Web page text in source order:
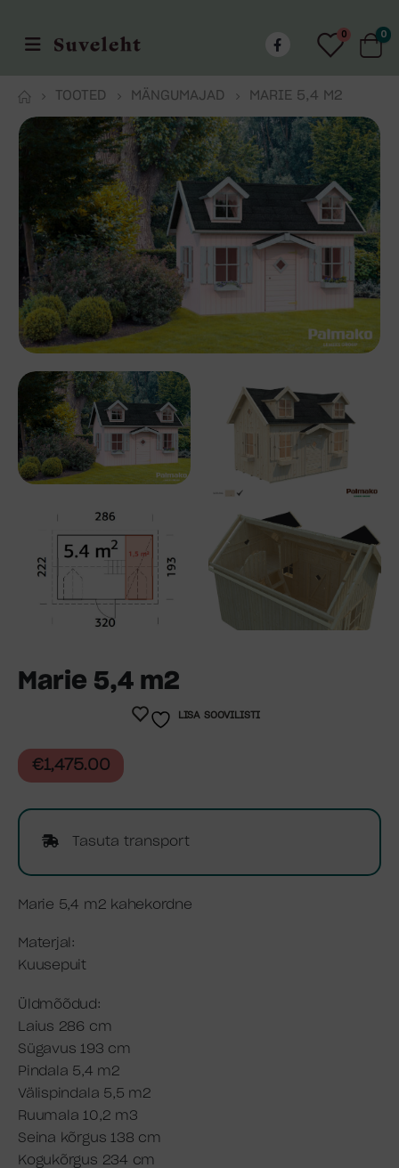
0 0
TOOTED MÄNGUMAJAD MARIE 5,4 M2
Marie 5,4 m2
€1,475.00
Tasuta transport
Marie 5,4 m2 kahekordne
Materjal:
Kuusepuit
Üldmõõdud:
Laius 286 cm
Sügavus 193 cm
Pindala 5,4 m2
Välispindala 5,5 m2
Ruumala 10,2 m3
Seina kõrgus 138 cm
Kogukõrgus 234 cm
LISA SOOVILISTI